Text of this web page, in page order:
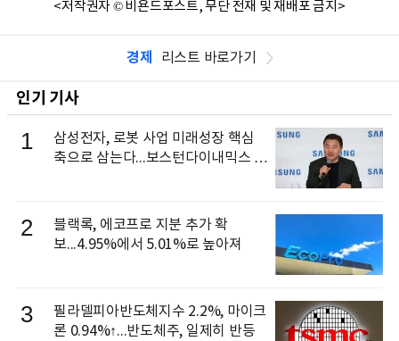
<저작권자 © 비욘드포스트, 무단 전재 및 재배포 금지>
경제 리스트 바로가기
인기 기사
1
삼성전자, 로봇 사업 미래성장 핵심
축으로 삼는다...보스턴다이내믹스 출
2
블랙록, 에코프로 지분 추가 확
보...4.95%에서 5.01%로 높아져
3
필라델피아반도체지수 2.2%, 마이크
론 0.94%↑...반도체주, 일제히 반등